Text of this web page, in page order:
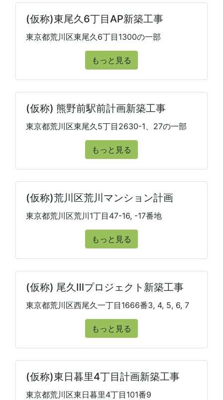
(仮称)東尾久6丁目AP新築工事
東京都荒川区東尾久6丁目1300の一部
もっと見る
(仮称) 熊野前駅前計画新築工事
東京都荒川区東尾久5丁目2630-1、27の一部
もっと見る
(仮称)荒川区荒川マンション計画
東京都荒川区荒川1丁目47-16, -17番地
もっと見る
(仮称) 尾久Ⅲプロジェクト新築工事
東京都荒川区西尾久一丁目1666番3, 4, 5, 6, 7
もっと見る
(仮称)東日暮里4丁目計画新築工事
東京都荒川区東日暮里4丁目101番9